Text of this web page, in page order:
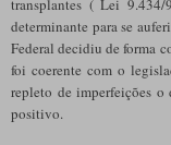
transplantes ( Lei 9.434/
determinante para se
Federal decidiu de forma
foi coerente com o
repleto de imperfeições
positivo.